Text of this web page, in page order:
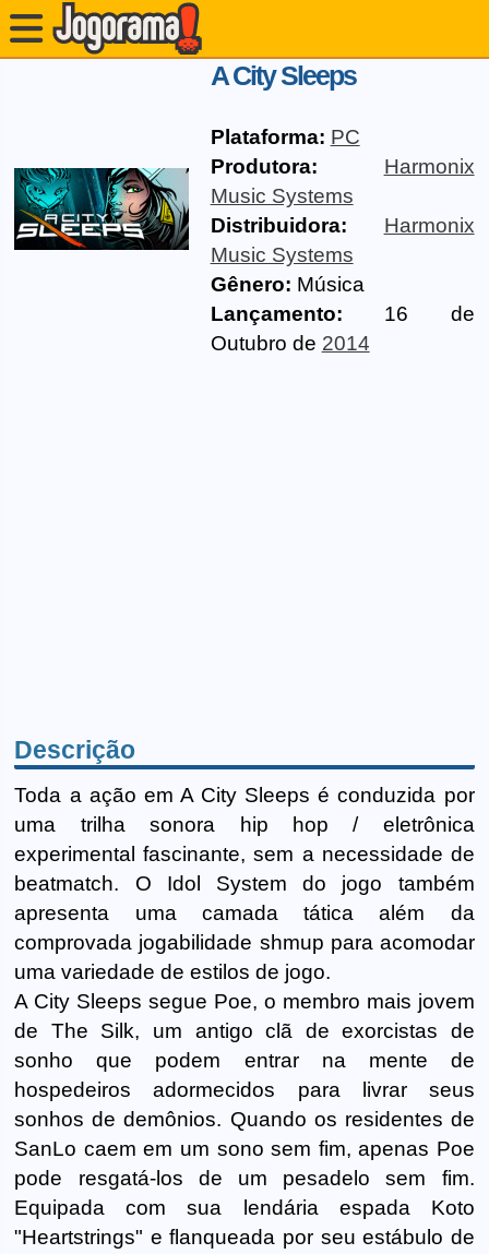
A City Sleeps
Plataforma: PC
Produtora:
Harmonix
Music Systems
Distribuidora:
Harmonix
Music Systems
Gênero: Música
Lançamento: 16 de
Outubro de 2014
Descrição
Toda a ação em A City Sleeps é conduzida por
uma trilha sonora hip hop / eletrônica
experimental fascinante, sem a necessidade de
beatmatch. O Idol System do jogo também
apresenta uma camada tática além da
comprovada jogabilidade shmup para acomodar
uma variedade de estilos de jogo.
A City Sleeps segue Poe, o membro mais jovem
de The Silk, um antigo clã de exorcistas de
sonho que podem entrar na mente de
hospedeiros adormecidos para livrar seus
sonhos de demônios. Quando os residentes de
SanLo caem em um sono sem fim, apenas Poe
pode resgatá-los de um pesadelo sem fim.
Equipada com sua lendária espada Koto
"Heartstrings" e flanqueada por seu estábulo de